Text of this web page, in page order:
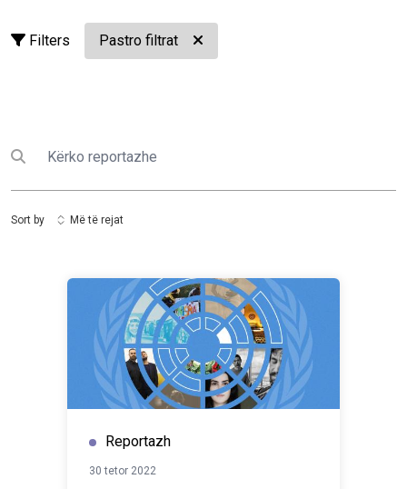
inspire cultural exchange, artistic expression and
public engagement for years to come.
Filters Pastro filtrat
Submit search
Kërko
Sort by Më të rejat
Reportazh
30 tetor 2022